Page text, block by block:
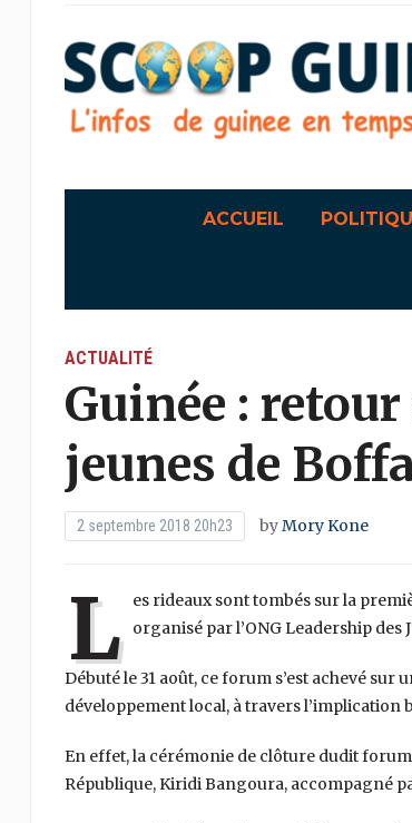
ACCUEIL
ACTUALITÉ
Guinée :
jeunes de
2 septembre 2018 20h23 byMory Kone
L es rideaux sont tombés sur la
organisé par l’ONG Leadership
Débuté le 31 août, ce forum s’est achevé sur
développement local, à travers l’implication
En effet, la cérémonie de clôture dudit
République, Kiridi Bangoura, accompagné